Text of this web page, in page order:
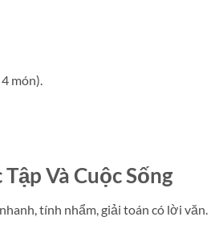
món).
Và Cuộc Sống
tính nhẩm, giải toán có lời văn.